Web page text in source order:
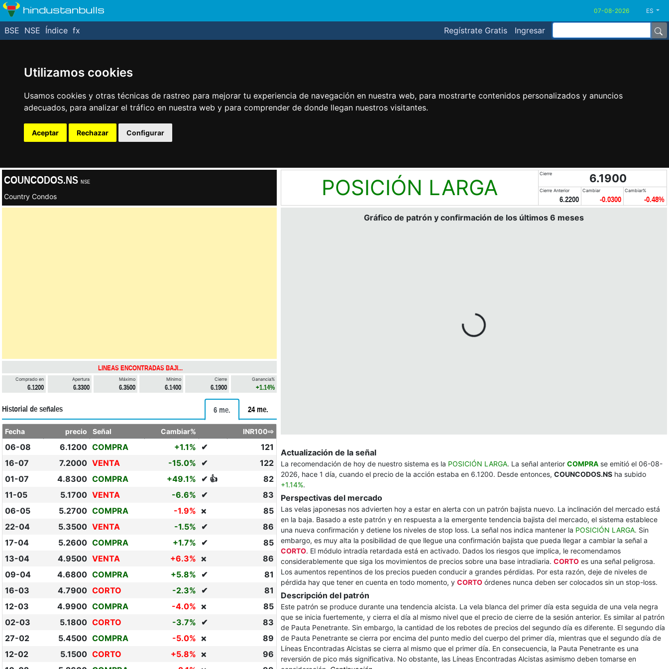
Utilizamos cookies
Usamos cookies y otras técnicas de rastreo para mejorar tu experiencia de navegación en nuestra web, para mostrarte contenidos personalizados y anuncios
adecuados, para analizar el tráfico en nuestra web y para comprender de donde llegan nuestros visitantes.
Aceptar Rechazar Configurar
hindustanbulls ES
Regístrate Gratis Ingresar
BSE NSE Índice fx
COUNCODOS.NS NSE
Country Condos POSICIÓN LARGA
Cierre 6.1900
Cierre Anterior
6.2200
Cambiar
-0.0300
Cambiar%
-0.48%
LINEAS ENCONTRADAS BAJI...
Comprado en
6.1200
Apertura
6.3300
Máximo
6.3500
Mínimo
6.1400
Cierre
6.1900
Ganancia%
+1.14%
Historial de señales 6 me. 24 me.
Fecha precio Señal Cambiar% INR100⇨
06-08 6.1200 COMPRA +1.1% ✔
121
16-07
7.2000 VENTA -15.0% ✔
122
01-07
4.8300 COMPRA +49.1% ✔ 👍
82
11-05
5.1700 VENTA -6.6% ✔
83
06-05
5.2700 COMPRA -1.9% ❌
85
22-04
5.3500 VENTA -1.5% ✔
86
17-04
5.2600 COMPRA +1.7% ✔
85
13-04
4.9500 VENTA +6.3% ❌
86
09-04
4.6800 COMPRA +5.8% ✔
81
16-03
4.7900 CORTO -2.3% ✔
81
12-03
4.9900 COMPRA -4.0% ❌
85
02-03
5.1800 CORTO -3.7% ✔
83
27-02
5.4500 COMPRA -5.0% ❌
89
12-02
5.1500 CORTO +5.8% ❌
96
Gráfico de patrón y confirmación de los últimos 6 meses
Actualización de la señal
La recomendación de hoy de nuestro sistema es la POSICIÓN LARGA. La señal anterior COMPRA se emitió el 06-08-
2026, hace 1 día, cuando el precio de la acción estaba en 6.1200. Desde entonces, COUNCODOS.NS ha subido
+1.14%.
Perspectivas del mercado
Las velas japonesas nos advierten hoy a estar en alerta con un patrón bajista nuevo. La inclinación del mercado está
en la baja. Basado a este patrón y en respuesta a la emergente tendencia bajista del mercado, el sistema establece
una nueva confirmación y detiene los niveles de stop loss. La señal nos indica mantener la POSICIÓN LARGA. Sin
embargo, es muy alta la posibilidad de que llegue una confirmación bajista que pueda llegar a cambiar la señal a
CORTO. El módulo intradía retardada está en activado. Dados los riesgos que implica, le recomendamos
considerablemente que siga los movimientos de precios sobre una base intradiaria. CORTO es una señal peligrosa.
Los aumentos repentinos de los precios pueden conducir a grandes pérdidas. Por esta razón, deje de niveles de
pérdida hay que tener en cuenta en todo momento, y CORTO órdenes nunca deben ser colocados sin un stop-loss.
Descripción del patrón
Este patrón se produce durante una tendencia alcista. La vela blanca del primer día esta seguida de una vela negra
que se inicia fuertemente, y cierra el día al mismo nivel que el precio de cierre de la sesión anterior. Es similar al patrón
de Pauta Penetrante. Sin embargo, la cantidad de los rebotes de precios del segundo día es diferente. El segundo día
de Pauta Penetrante se cierra por encima del punto medio del cuerpo del primer día, mientras que el segundo día de
Líneas Encontradas Alcistas se cierra al mismo que el primer día. En consecuencia, la Pauta Penetrante es una
reversión de pico más significativa. No obstante, las Líneas Encontradas Alcistas asimismo deben tomarse en